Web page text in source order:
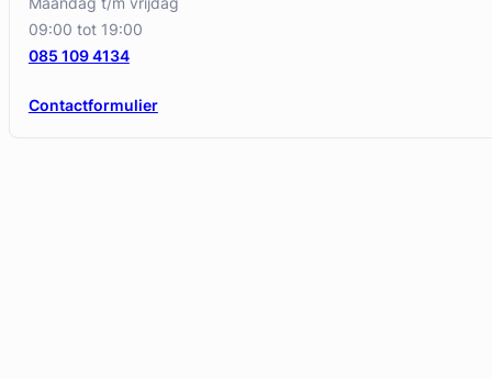
09:00 tot 19:00
Contactformulier
085 109 4134